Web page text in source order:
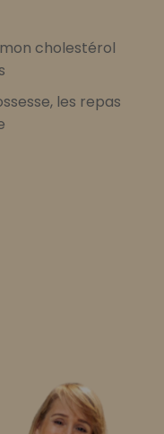
cholestérol
les repas